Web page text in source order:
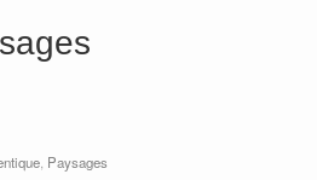
, Paysages